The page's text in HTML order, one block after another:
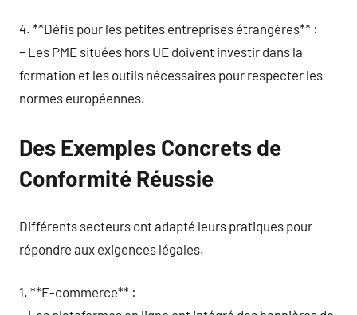
4. **Défis pour les petites entreprises étrangères** :
– Les PME situées hors UE doivent investir dans la
formation et les outils nécessaires pour respecter les
normes européennes.
Des Exemples Concrets de
Conformité Réussie
Différents secteurs ont adapté leurs pratiques pour
répondre aux exigences légales.
1. **E-commerce** :